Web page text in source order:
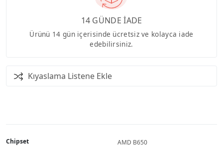
14 GÜNDE İADE
Ürünü 14 gün içerisinde ücretsiz ve kolayca iade
edebilirsiniz.
Kıyaslama Listene Ekle
Chipset
AMD B650